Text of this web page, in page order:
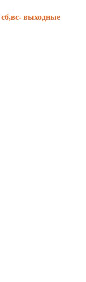
сб,вс- выходные